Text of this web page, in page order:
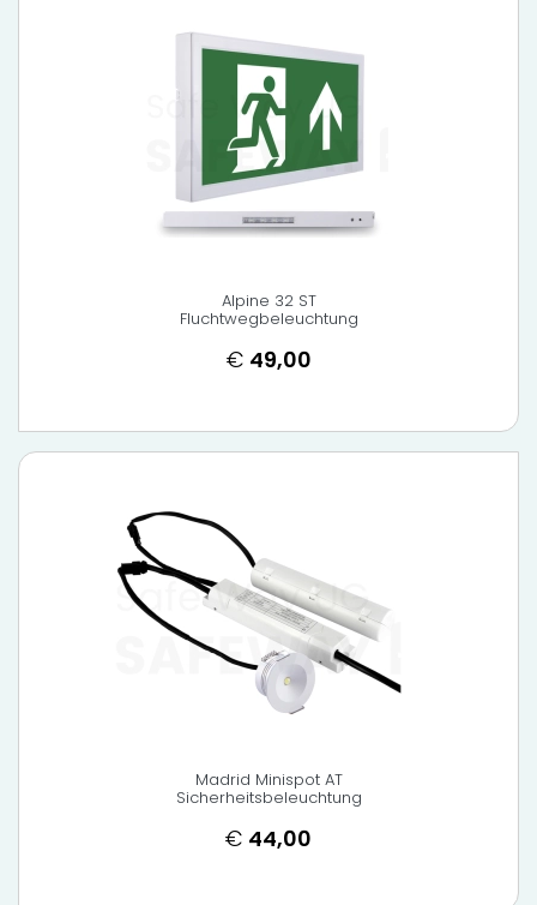
Alpine 32 ST
Fluchtwegbeleuchtung
€ 49,00
Madrid Minispot AT
Sicherheitsbeleuchtung
€ 44,00